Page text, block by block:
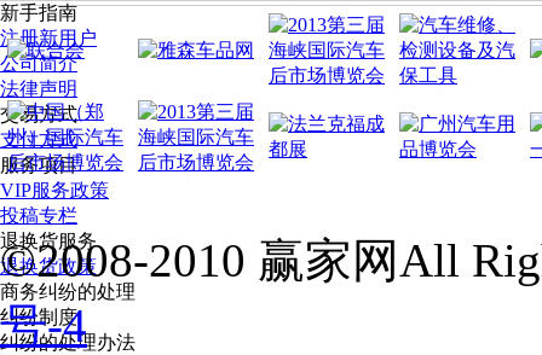
新手指南
注册新用户
公司简介
法律声明
交易方式
支付方式
服务项目
VIP服务政策
投稿专栏
退换货服务
退换货政策
商务纠纷的处理
纠纷制度
纠纷的处理办法
©2008-2010 赢家网All
号-4